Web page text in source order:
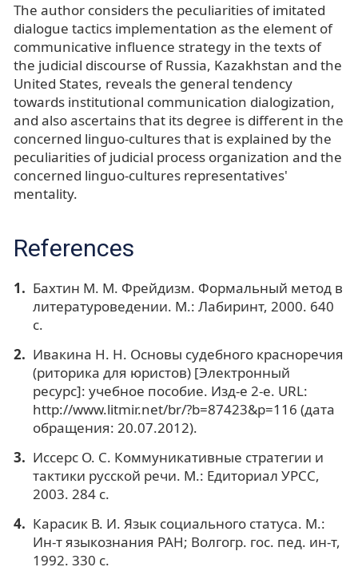
The author considers the peculiarities of imitated
dialogue tactics implementation as the element of
communicative influence strategy in the texts of
the judicial discourse of Russia, Kazakhstan and the
United States, reveals the general tendency
towards institutional communication dialogization,
and also ascertains that its degree is different in the
concerned linguo-cultures that is explained by the
peculiarities of judicial process organization and the
concerned linguo-cultures representatives'
mentality.
References
Бахтин М. М. Фрейдизм. Формальный метод в
литературоведении. М.: Лабиринт, 2000. 640
с.
Ивакина Н. Н. Основы судебного красноречия
(риторика для юристов) [Электронный
ресурс]: учебное пособие. Изд-е 2-е. URL:
http://www.litmir.net/br/?b=87423&p=116 (дата
обращения: 20.07.2012).
Иссерс О. С. Коммуникативные стратегии и
тактики русской речи. М.: Едиториал УРСС,
2003. 284 с.
Карасик В. И. Язык социального статуса. М.:
Ин-т языкознания РАН; Волгогр. гос. пед. ин-т,
1992. 330 с.